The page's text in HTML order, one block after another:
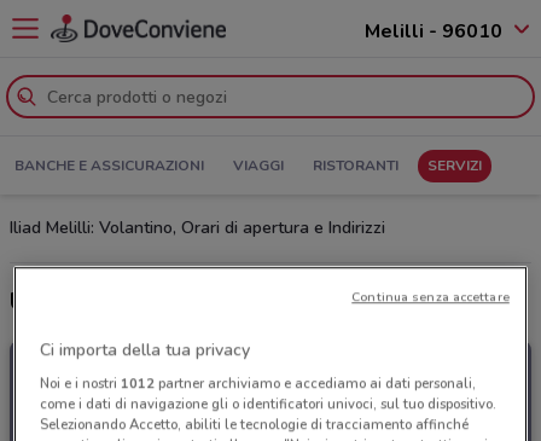
Melilli - 96010
BANCHE E ASSICURAZIONI VIAGGI RISTORANTI SERVIZI
Iliad Melilli: Volantino, Orari di apertura e Indirizzi
Ultime offerte del volantino Iliad
Ci importa della tua privacy
Noi e i nostri 1012partner archiviamo e accediamo ai dati personali,
come i dati di navigazione gli o identificatori univoci, sul tuo dispositivo.
Selezionando Accetto, abiliti le tecnologie di tracciamento affinché
Continua senza accettare